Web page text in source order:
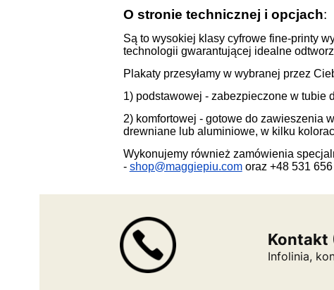
O stronie technicznej i opcjach:
Są to wysokiej klasy cyfrowe fine-printy
technologii gwarantującej idealne
Plakaty przesyłamy w wybranej przez
1) podstawowej - zabezpieczone w tubie
2) komfortowej - gotowe do zawieszenia
drewniane lub aluminiowe, w kilku
Wykonujemy również zamówienia
- shop@maggiepiu.comoraz +48 531 656
Kontakt
Infolinia,